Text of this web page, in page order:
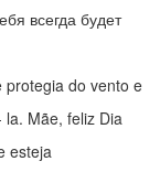
всегда будет
do vento e
Mãe, feliz Dia
esteja